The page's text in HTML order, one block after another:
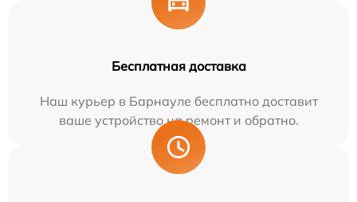
Бесплатная доставка
Наш курьер в Барнауле бесплатно доставит
ваше устройство на ремонт и обратно.